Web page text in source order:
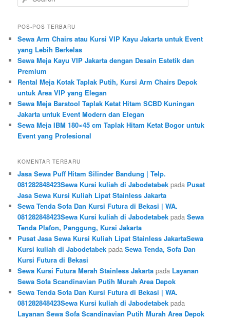
POS-POS TERBARU
Sewa Arm Chairs atau Kursi VIP Kayu Jakarta untuk Event
yang Lebih Berkelas
Sewa Meja Kayu VIP Jakarta dengan Desain Estetik dan
Premium
Rental Meja Kotak Taplak Putih, Kursi Arm Chairs Depok
untuk Area VIP yang Elegan
Sewa Meja Barstool Taplak Ketat Hitam SCBD Kuningan
Jakarta untuk Event Modern dan Elegan
Sewa Meja IBM 180×45 cm Taplak Hitam Ketat Bogor untuk
Event yang Profesional
KOMENTAR TERBARU
Jasa Sewa Puff Hitam Silinder Bandung | Telp.
081282848423Sewa Kursi kuliah di Jabodetabek pada Pusat
Jasa Sewa Kursi Kuliah Lipat Stainless Jakarta
Sewa Tenda Sofa Dan Kursi Futura di Bekasi | WA.
081282848423Sewa Kursi kuliah di Jabodetabek padaSewa
Tenda Plafon, Panggung, Kursi Jakarta
Pusat Jasa Sewa Kursi Kuliah Lipat Stainless JakartaSewa
Kursi kuliah di Jabodetabek padaSewa Tenda, Sofa Dan
Kursi Futura di Bekasi
Sewa Kursi Futura Merah Stainless Jakarta pada Layanan
Sewa Sofa Scandinavian Putih Murah Area Depok
Sewa Tenda Sofa Dan Kursi Futura di Bekasi | WA.
081282848423Sewa Kursi kuliah di Jabodetabek pada
Layanan Sewa Sofa Scandinavian Putih Murah Area Depok